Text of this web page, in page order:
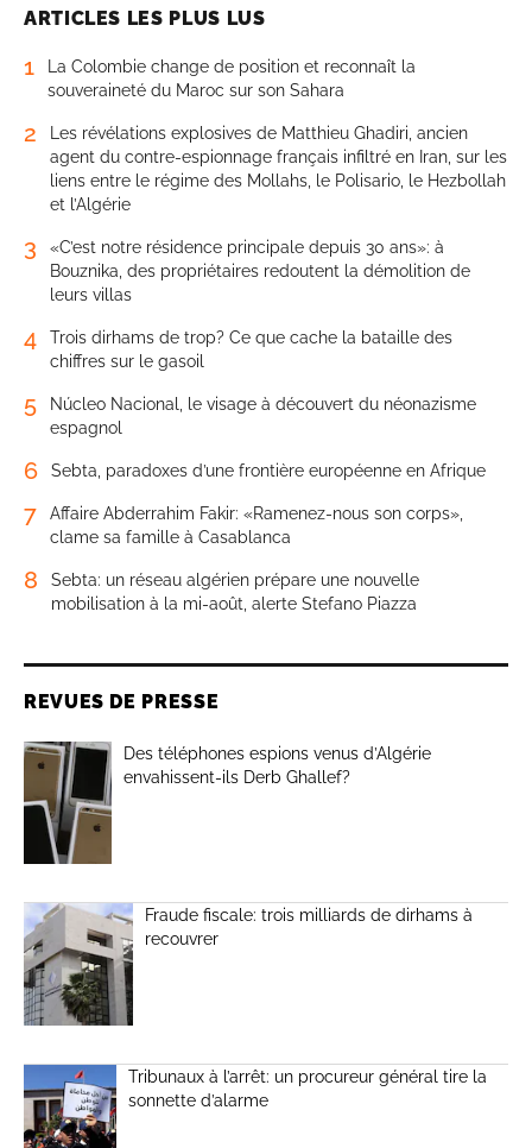
ARTICLES LES PLUS LUS
1
La Colombie change de position et reconnaît la
souveraineté du Maroc sur son Sahara
2
Les révélations explosives de Matthieu Ghadiri, ancien
agent du contre-espionnage français infiltré en Iran, sur les
liens entre le régime des Mollahs, le Polisario, le Hezbollah
et l’Algérie
3
«C’est notre résidence principale depuis 30 ans»: à
Bouznika, des propriétaires redoutent la démolition de
leurs villas
4
Trois dirhams de trop? Ce que cache la bataille des
chiffres sur le gasoil
5
Núcleo Nacional, le visage à découvert du néonazisme
espagnol
6 Sebta, paradoxes d’une frontière européenne en Afrique
7
Affaire Abderrahim Fakir: «Ramenez-nous son corps»,
clame sa famille à Casablanca
8
Sebta: un réseau algérien prépare une nouvelle
mobilisation à la mi-août, alerte Stefano Piazza
REVUES DE PRESSE
Des téléphones espions venus d’Algérie
envahissent-ils Derb Ghallef?
Fraude fiscale: trois milliards de dirhams à
recouvrer
Tribunaux à l’arrêt: un procureur général tire la
sonnette d’alarme